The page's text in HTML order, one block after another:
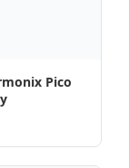
Pico